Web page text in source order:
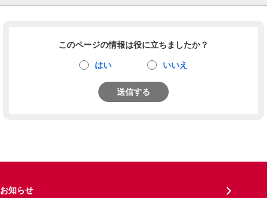
このページの情報は役に立ちましたか？
はい いいえ
送信する
お知らせ